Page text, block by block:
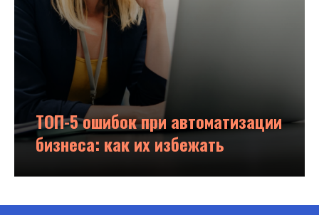
ТОП-5 ошибок при автоматизации
бизнеса: как их избежать